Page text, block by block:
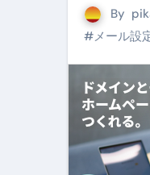
By
#メール設